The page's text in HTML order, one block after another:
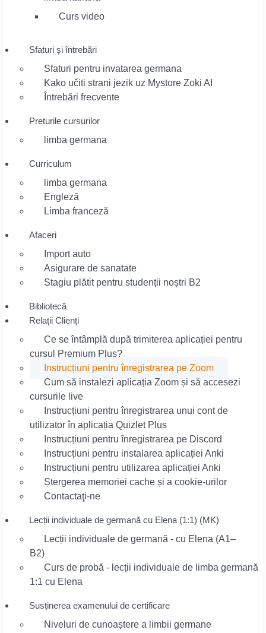
Curs video
Sfaturi și întrebări
Sfaturi pentru invatarea germana
Kako učiti strani jezik uz Mystore Zoki AI
Întrebări frecvente
Preturile cursurilor
limba germana
Curriculum
limba germana
Engleză
Limba franceză
Afaceri
Import auto
Asigurare de sanatate
Stagiu plătit pentru studenții noștri B2
Bibliotecă
Relații Clienți
Ce se întâmplă după trimiterea aplicației pentru
cursul Premium Plus?
Instrucțiuni pentru înregistrarea pe Zoom
Cum să instalezi aplicația Zoom și să accesezi
cursurile live
Instrucțiuni pentru înregistrarea unui cont de
utilizator în aplicația Quizlet Plus
Instrucțiuni pentru înregistrarea pe Discord
Instrucțiuni pentru instalarea aplicației Anki
Instrucțiuni pentru utilizarea aplicației Anki
Ștergerea memoriei cache și a cookie-urilor
Contactaţi-ne
Lecții individuale de germană cu Elena (1:1) (MK)
Lecții individuale de germană - cu Elena (A1–
B2)
Curs de probă - lecții individuale de limba germană
1:1 cu Elena
Susținerea examenului de certificare
Niveluri de cunoaștere a limbii germane